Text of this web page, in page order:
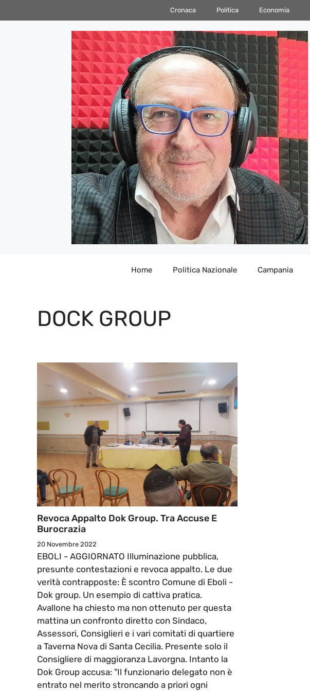
al
Cronaca Politica Economia
Home Politica Nazionale Campania
DOCK GROUP
Revoca Appalto Dok Group. Tra Accuse E
Burocrazia
20 Novembre 2022
EBOLI - AGGIORNATO Illuminazione pubblica,
presunte contestazioni e revoca appalto. Le due
verità contrapposte: È scontro Comune di Eboli -
Dok group. Un esempio di cattiva pratica.
Avallone ha chiesto ma non ottenuto per questa
mattina un confronto diretto con Sindaco,
Assessori, Consiglieri e i vari comitati di quartiere
a Taverna Nova di Santa Cecilia. Presente solo il
Consigliere di maggioranza Lavorgna. Intanto la
Dok Group accusa: "Il funzionario delegato non è
entrato nel merito stroncando a priori ogni